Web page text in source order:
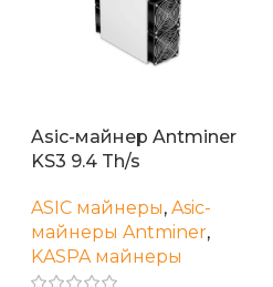
Asic-майнер Antminer
KS3 9.4 Th/s
ASIC майнеры, Asic-
майнеры Antminer,
KASPA майнеры